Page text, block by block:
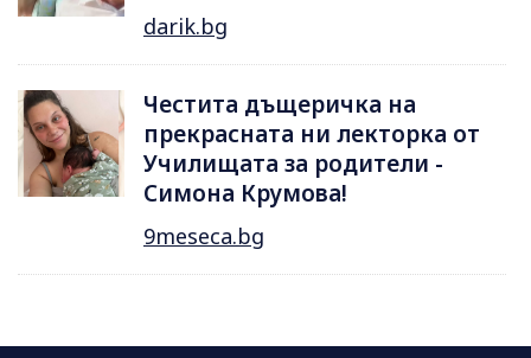
darik.bg
Честита дъщеричка на
прекрасната ни лекторка от
Училищата за родители -
Симона Крумова!
9meseca.bg